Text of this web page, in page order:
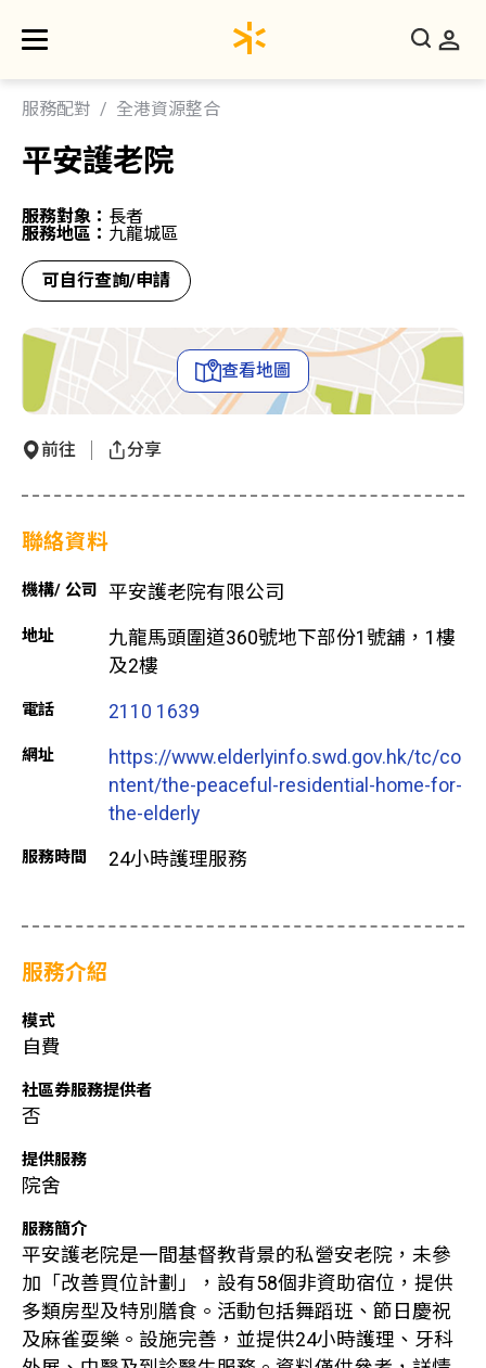
服務配對 全港資源整合
平安護老院
服務對象： 長者
服務地區： 九龍城區
可自行查詢/申請
查看地圖
前往 分享
聯絡資料
機構/ 公司 平安護老院有限公司
地址
九龍馬頭圍道360號地下部份1號舖，1樓
及2樓
電話 2110 1639
網址
https://www.elderlyinfo.swd.gov.hk/tc/co
ntent/the-peaceful-residential-home-for-
the-elderly
服務時間 24小時護理服務
服務介紹
模式
自費
社區券服務提供者
否
提供服務
院舍
服務簡介
平安護老院是一間基督教背景的私營安老院，未參
加「改善買位計劃」，設有58個非資助宿位，提供
多類房型及特別膳食。活動包括舞蹈班、節日慶祝
及麻雀耍樂。設施完善，並提供24小時護理、牙科